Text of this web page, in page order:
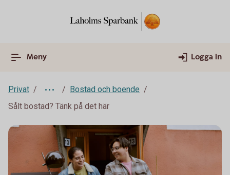
Meny Logga in
Privat
Bostad och boende
Sålt bostad? Tänk på det här